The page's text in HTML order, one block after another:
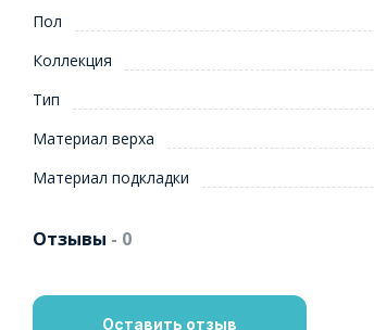
Пол
Коллекция
Тип
Материал верха
Материал подкладки
Отзывы - 0
Оставить отзыв